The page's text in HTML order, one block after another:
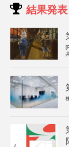
結果発表